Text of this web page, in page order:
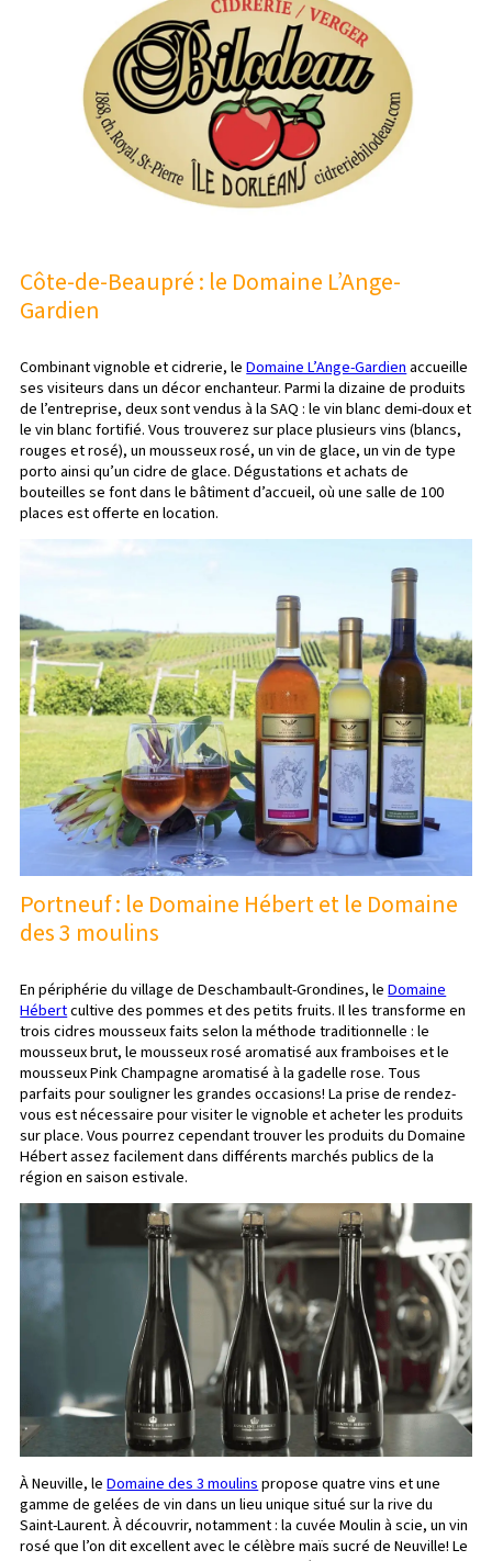
Côte-de-Beaupré : le Domaine L’Ange-
Gardien
Combinant vignoble et cidrerie, leDomaine L’Ange-Gardienaccueille
ses visiteurs dans un décor enchanteur. Parmi la dizaine de produits
de l’entreprise, deux sont vendus à la SAQ : le vin blanc demi-doux et
le vin blanc fortifié. Vous trouverez sur place plusieurs vins (blancs,
rouges et rosé), un mousseux rosé, un vin de glace, un vin de type
porto ainsi qu’un cidre de glace. Dégustations et achats de
bouteilles se font dans le bâtiment d’accueil, où une salle de 100
places est offerte en location.
Portneuf : le Domaine Hébert et le Domaine
des 3 moulins
En périphérie du village de Deschambault-Grondines, leDomaine
Hébertcultive des pommes et des petits fruits. Il les transforme en
trois cidres mousseux faits selon la méthode traditionnelle : le
mousseux brut, le mousseux rosé aromatisé aux framboises et le
mousseux Pink Champagne aromatisé à la gadelle rose. Tous
parfaits pour souligner les grandes occasions! La prise de rendez-
vous est nécessaire pour visiter le vignoble et acheter les produits
sur place. Vous pourrez cependant trouver les produits du Domaine
Hébert assez facilement dans différents marchés publics de la
région en saison estivale.
À Neuville, leDomaine des 3 moulinspropose quatre vins et une
gamme de gelées de vin dans un lieu unique situé sur la rive du
Saint-Laurent. À découvrir, notamment : la cuvée Moulin à scie, un vin
rosé que l’on dit excellent avec le célèbre maïs sucré de Neuville! Le